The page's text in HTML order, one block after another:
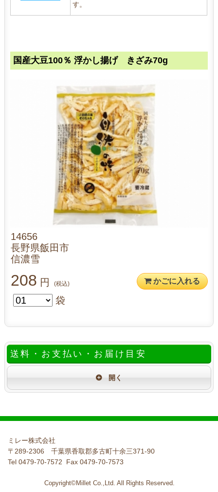
す。
国産大豆100％ 浮かし揚げ きざみ70g
14656
長野県飯田市
信濃雪
208 円 (税込) かごに入れる
袋
送料・お支払い・お届け目安
ミレー株式会社
〒289-2306 千葉県香取郡多古町十余三371-90
Tel 0479-70-7572 Fax 0479-70-7573
Copyright©Millet Co.,Ltd. All Rights Reserved.